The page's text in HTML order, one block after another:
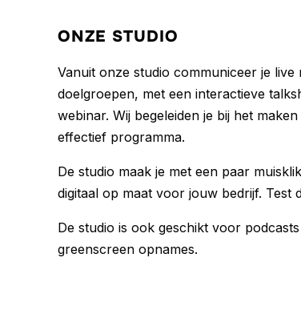
ONZE STUDIO
Vanuit onze studio communiceer je live
doelgroepen, met een interactieve
webinar. Wij begeleiden je bij het
effectief programma.
De studio maak je met een paar
digitaal op maat voor jouw bedrijf. Test
De studio is ook geschikt voor
greenscreen opnames.